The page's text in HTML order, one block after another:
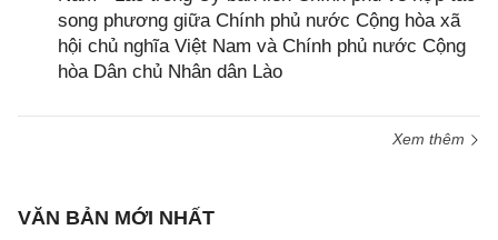
song phương giữa Chính phủ nước Cộng hòa xã
hội chủ nghĩa Việt Nam và Chính phủ nước Cộng
hòa Dân chủ Nhân dân Lào
Xem thêm
VĂN BẢN MỚI NHẤT